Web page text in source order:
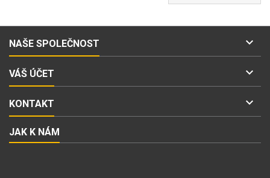
NAŠE SPOLEČNOST 
VÁŠ ÚČET 
KONTAKT 
JAK K NÁM